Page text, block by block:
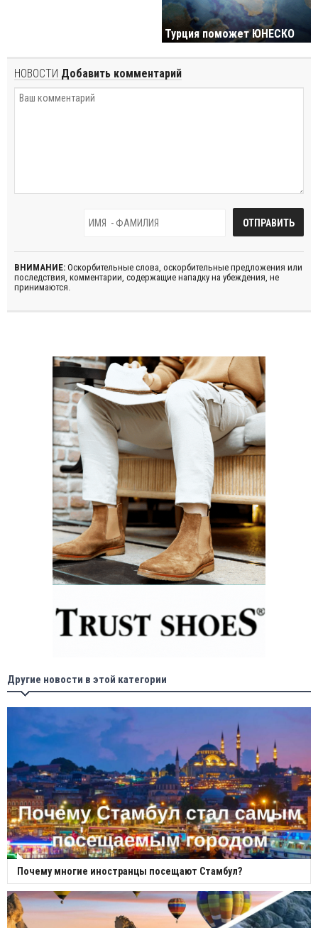
Турция поможет ЮНЕСКО
НОВОСТИ Добавить комментарий
ВНИМАНИЕ: Оскорбительные слова, оскорбительные предложения или
последствия, комментарии, содержащие нападку на убеждения, не
принимаются.
Другие новости в этой категории
Почему многие иностранцы посещают Стамбул?